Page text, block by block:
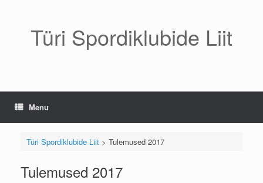
Türi Spordiklubide Liit
Menu
Türi Spordiklubide Liit> Tulemused 2017
Tulemused 2017